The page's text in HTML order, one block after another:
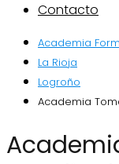
Contacto
Academia
La Rioja
Logroño
Academia
Academia Toma Nota -